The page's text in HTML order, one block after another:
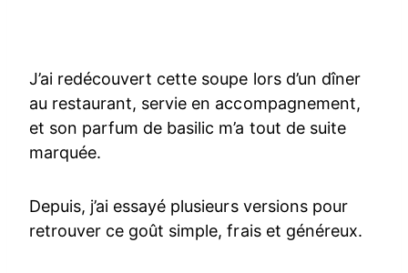
J’ai redécouvert cette soupe lors d’un dîner
au restaurant, servie en accompagnement,
et son parfum de basilic m’a tout de suite
marquée.
Depuis, j’ai essayé plusieurs versions pour
retrouver ce goût simple, frais et généreux.